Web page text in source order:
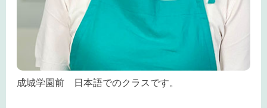
成城学園前 日本語でのクラスです。